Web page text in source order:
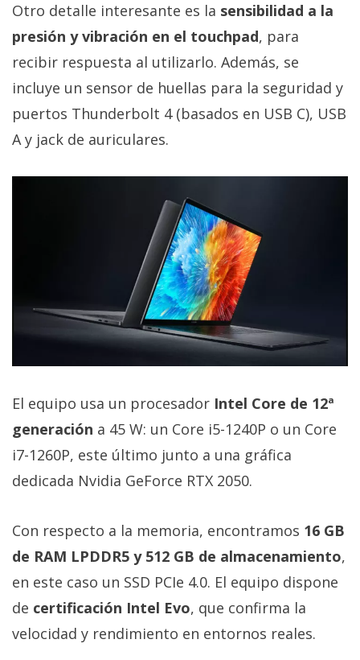
de
privacidad
/
Aviso
Legal
El medio de
digital donde
videojuegos,
comparativas,
Informático
2026.Algunos
derechos
reservados .
Otro detalle interesante es la sensibilidad a la
presión y vibración en el touchpad, para
recibir respuesta al utilizarlo. Además, se
incluye un sensor de huellas para la seguridad y
puertos Thunderbolt 4 (basados en USB C), USB
A y jack de auriculares.
El equipo usa un procesador Intel Core de 12ª
generación a 45 W: un Core i5-1240P o un Core
i7-1260P, este último junto a una gráfica
dedicada Nvidia GeForce RTX 2050.
Con respecto a la memoria, encontramos 16 GB
de RAM LPDDR5 y 512 GB de almacenamiento,
en este caso un SSD PCIe 4.0. El equipo dispone
de certificación Intel Evo, que confirma la
velocidad y rendimiento en entornos reales.